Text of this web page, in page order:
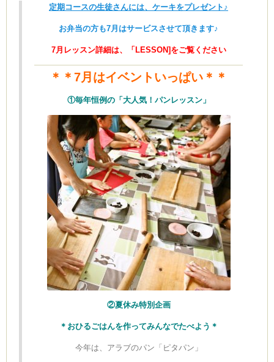
by CEDO)
定期コースの生徒さんには、ケーキをプレゼント♪
お弁当の方も7月はサービスさせて頂きます♪
7月レッスン詳細は、「LESSON]をご覧ください
＊＊7月はイベントいっぱい＊＊
①毎年恒例の「大人気！パンレッスン」
②夏休み特別企画
＊おひるごはんを作ってみんなでたべよう＊
今年は、アラブのパン「ピタパン」